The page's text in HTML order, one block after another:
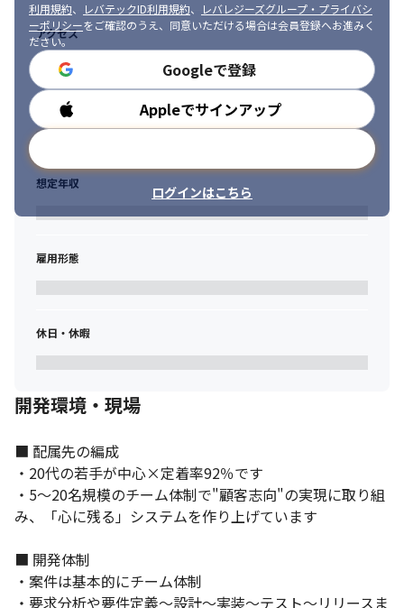
利用規約、 レバテックID利用規約、
レバレジーズグループ・プライバシ
ーポリシーをご確認のうえ、同意いただける場合は会員登録へお進みく
ださい。
Googleで登録
Appleでサインアップ
ログインはこちら
アクセス
勤務時間
想定年収
雇用形態
休日・休暇
開発環境・現場
■ 配属先の編成
・20代の若手が中心×定着率92％です
・5～20名規模のチーム体制で"顧客志向"の実現に取り組
み、「心に残る」システムを作り上げています
■ 開発体制
・案件は基本的にチーム体制
・要求分析や要件定義～設計～実装～テスト～リリースま